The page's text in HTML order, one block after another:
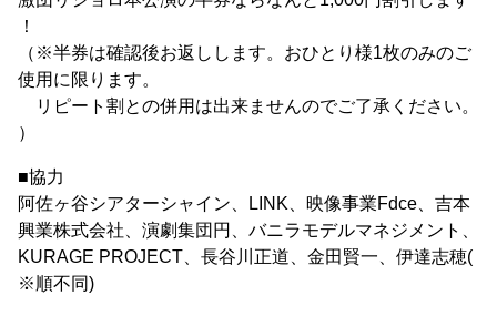
！
（※半券は確認後お返しします。おひとり様1枚のみのご
使用に限ります。
リピート割との併用は出来ませんのでご了承ください。
）
■協力
阿佐ヶ谷シアターシャイン、LINK、映像事業Fdce、吉本
興業株式会社、演劇集団円、バニラモデルマネジメント、
KURAGE PROJECT、長谷川正道、金田賢一、伊達志穂(
※順不同)